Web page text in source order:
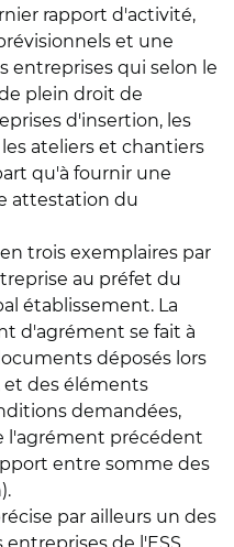
rapport d'activité,
et une
entreprises qui selon le
plein droit de
d'insertion, les
ateliers et chantiers
qu'à fournir une
attestation du
trois exemplaires par
au préfet du
établissement. La
d'agrément se fait à
déposés lors
des éléments
demandées,
l'agrément précédent
entre somme des
par ailleurs un des